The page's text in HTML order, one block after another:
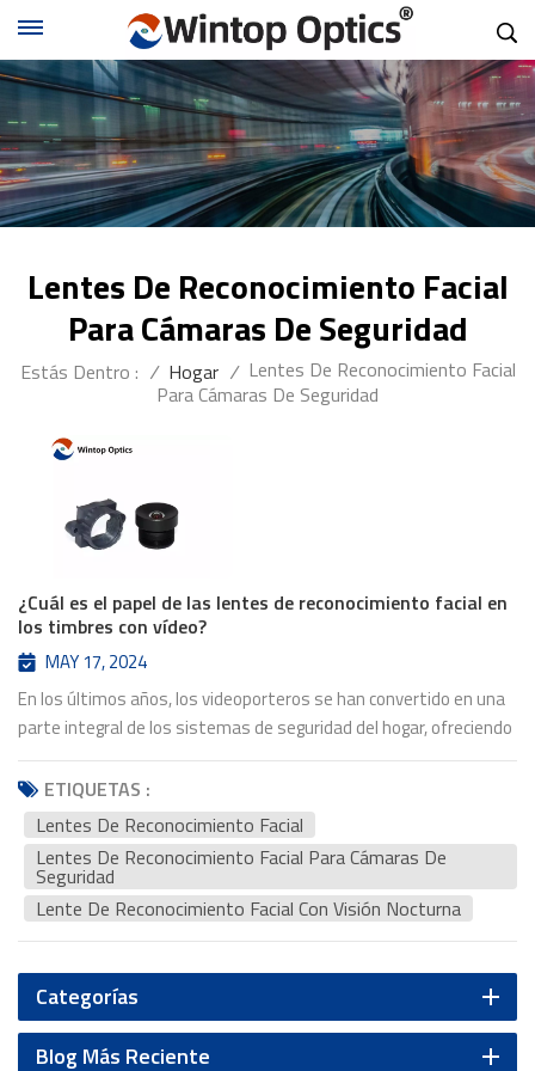
Lentes De Reconocimiento Facial
Para Cámaras De Seguridad
Estás Dentro : / Hogar / Lentes De Reconocimiento Facial
Para Cámaras De Seguridad
¿Cuál es el papel de las lentes de reconocimiento facial en
los timbres con vídeo?
MAY 17, 2024
En los últimos años, los videoporteros se han convertido en una
parte integral de los sistemas de seguridad del hogar, ofreciendo
tranquilidad y comodidad a los propietarios. Una de las
características clave que mejora la funcionalidad de estos
dispositivos es la tecnología de reconocimiento facial,
especialmente cuando se integran con lentes de alta calidad
como la YT-3555P-C1 de Wintop Optics. Mejorando la
seguridadlentes de reconocimiento facial Desempeñan un papel
crucial en la mejora de la seguridad de los videoporteros. Al
posibles intrusos, estas lentes proporcionan una capa adicional
de protección para su hogar. Gracias a la capacidad de almacenar y
reconocer múltiples rostros, los propietarios pueden recibir
ETIQUETAS :
Lentes De Reconocimiento Facial
Lentes De Reconocimiento Facial Para Cámaras De
Seguridad
Lente De Reconocimiento Facial Con Visión Nocturna
Categorías
Blog Más Reciente